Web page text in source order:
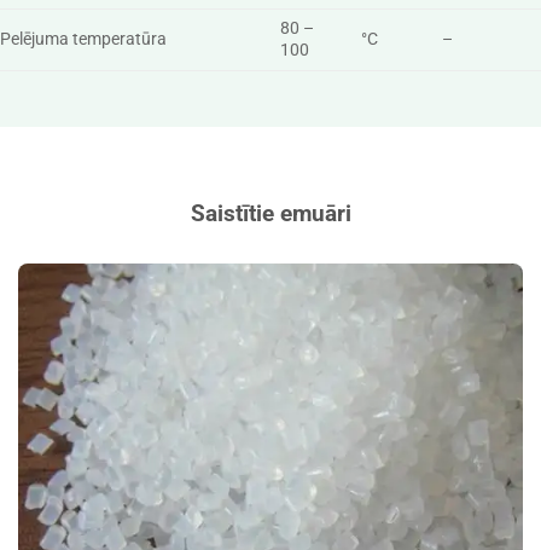
Pelējuma temperatūra
80 –
100
°C –
Saistītie emuāri